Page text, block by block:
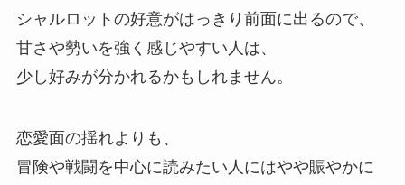
シャルロットの好意がはっきり前面に出るので、
甘さや勢いを強く感じやすい人は、
少し好みが分かれるかもしれません。
恋愛面の揺れよりも、
冒険や戦闘を中心に読みたい人にはやや賑やかに